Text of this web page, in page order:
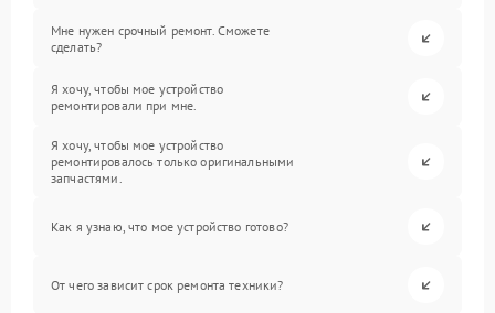
Мне нужен срочный ремонт. Сможете
сделать?
Я хочу, чтобы мое устройство
ремонтировали при мне.
Я хочу, чтобы мое устройство
ремонтировалось только оригинальными
запчастями.
Как я узнаю, что мое устройство готово?
От чего зависит срок ремонта техники?